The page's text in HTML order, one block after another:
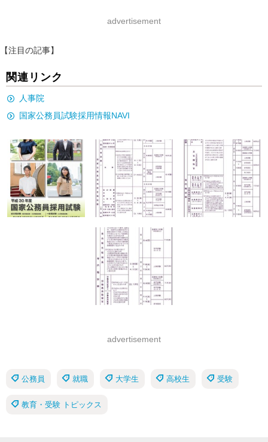
advertisement
【注目の記事】
関連リンク
人事院
国家公務員試験採用情報NAVI
advertisement
公務員 就職 大学生 高校生 受験
教育・受験 トピックス